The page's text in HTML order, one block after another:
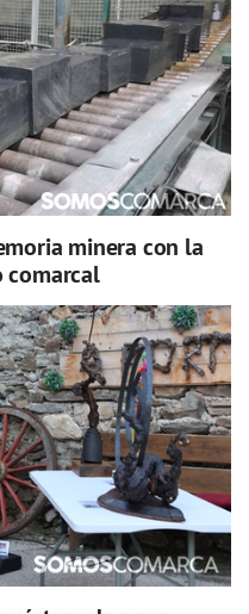
minera con la
comarcal